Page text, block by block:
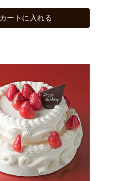
カートに入れる